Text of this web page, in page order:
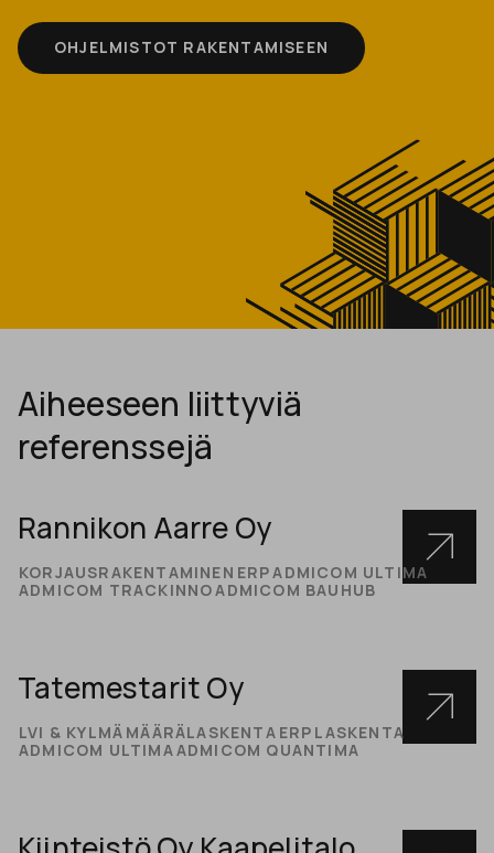
OHJELMISTOT RAKENTAMISEEN
Aiheeseen liittyviä
referenssejä
Rannikon Aarre Oy
KORJAUSRAKENTAMINEN ERPADMICOM ULTIMA
ADMICOM TRACKINNOADMICOM BAUHUB
Tatemestarit Oy
LVI & KYLMÄ MÄÄRÄLASKENTA ERP LASKENTA
ADMICOM ULTIMAADMICOM QUANTIMA